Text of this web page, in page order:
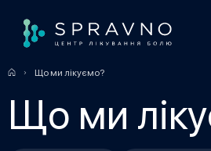
Що ми лікуємо?
Що ми